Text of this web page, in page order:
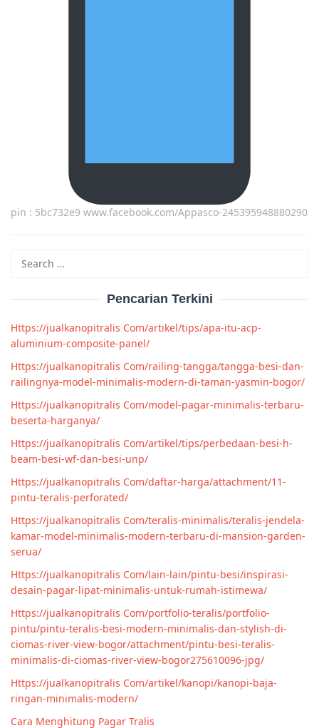
pin : 5bc732e9 www.facebook.com/Appasco-245395948880290
for:
Pencarian Terkini
Https://jualkanopitralis Com/artikel/tips/apa-itu-acp-
aluminium-composite-panel/
Https://jualkanopitralis Com/railing-tangga/tangga-besi-dan-
railingnya-model-minimalis-modern-di-taman-yasmin-bogor/
Https://jualkanopitralis Com/model-pagar-minimalis-terbaru-
beserta-harganya/
Https://jualkanopitralis Com/artikel/tips/perbedaan-besi-h-
beam-besi-wf-dan-besi-unp/
Https://jualkanopitralis Com/daftar-harga/attachment/11-
pintu-teralis-perforated/
Https://jualkanopitralis Com/teralis-minimalis/teralis-jendela-
kamar-model-minimalis-modern-terbaru-di-mansion-garden-
serua/
Https://jualkanopitralis Com/lain-lain/pintu-besi/inspirasi-
desain-pagar-lipat-minimalis-untuk-rumah-istimewa/
Https://jualkanopitralis Com/portfolio-teralis/portfolio-
pintu/pintu-teralis-besi-modern-minimalis-dan-stylish-di-
ciomas-river-view-bogor/attachment/pintu-besi-teralis-
minimalis-di-ciomas-river-view-bogor275610096-jpg/
Https://jualkanopitralis Com/artikel/kanopi/kanopi-baja-
ringan-minimalis-modern/
Cara Menghitung Pagar Tralis